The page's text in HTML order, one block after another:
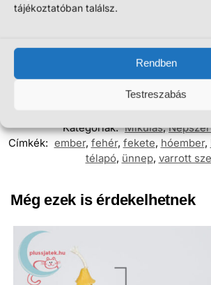
tájékoztatóban találsz.
Rendben
Testreszabás
Állapot
Kategóriák: Mikulás,
Címkék: ember, fehér, fekete, hóember,
télapó, ünnep, varrott
Még ezek is érdekelhetnek